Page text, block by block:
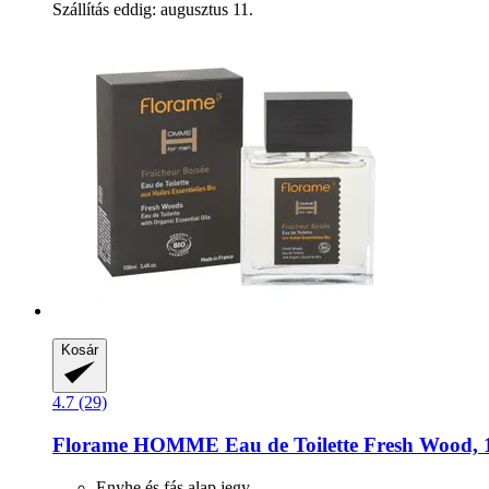
Szállítás eddig: augusztus 11.
Kosár
4.7 (29)
Florame HOMME Eau de Toilette Fresh Wood,